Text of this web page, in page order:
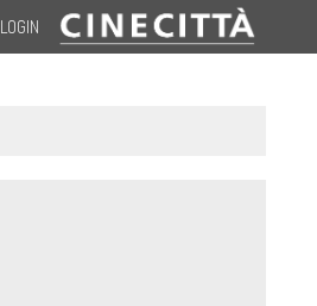
LOGIN